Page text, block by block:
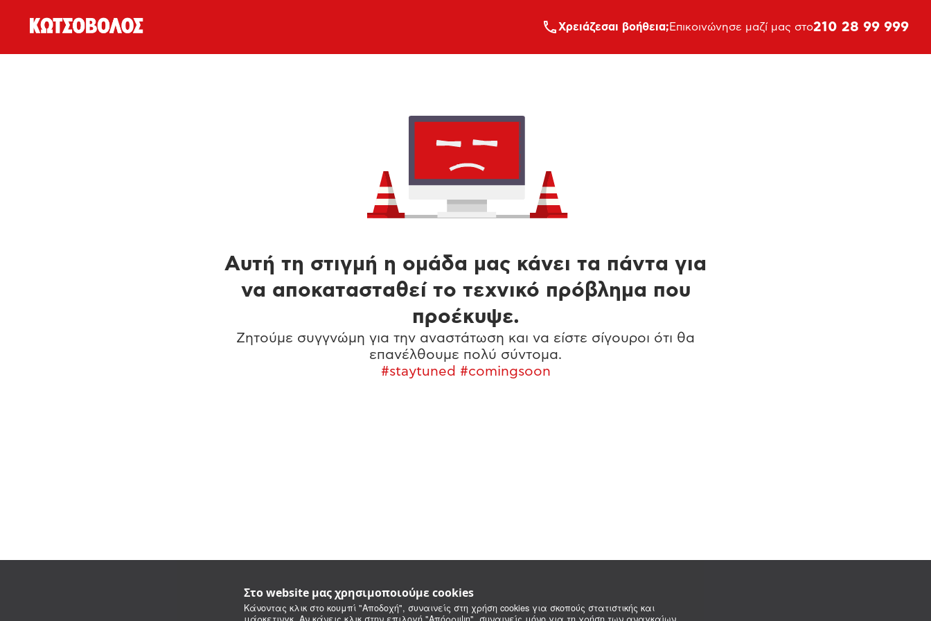
Στο website μας χρησιμοποιούμε cookies
Κάνοντας κλικ στο κουμπί "Αποδοχή", συναινείς στη χρήση cookies για σκοπούς στατιστικής και
Xρειάζεσαι βοήθεια; Επικοινώνησε μαζί μας στο210 28 99 999
Αυτή τη στιγμή η ομάδα μας κάνει τα πάντα για
να αποκατασταθεί το τεχνικό πρόβλημα που
προέκυψε.
Ζητούμε συγγνώμη για την αναστάτωση και να είστε σίγουροι ότι θα
επανέλθουμε πολύ σύντομα.
#staytuned #comingsoon